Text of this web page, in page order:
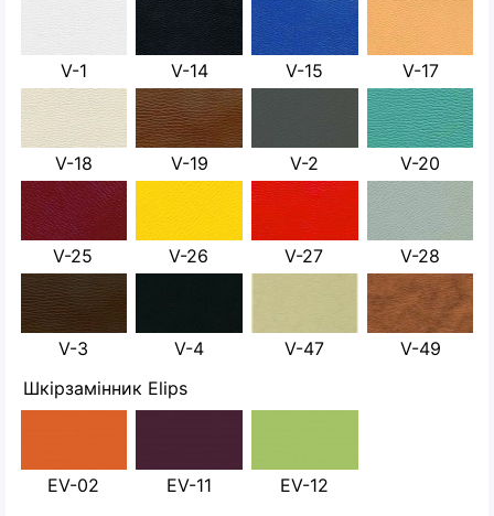
V-1 V-14 V-15 V-17
V-18 V-19 V-2 V-20
V-25 V-26 V-27 V-28
V-3 V-4 V-47
V-49
Шкірзамінник Elips
EV-02 EV-11
EV-12